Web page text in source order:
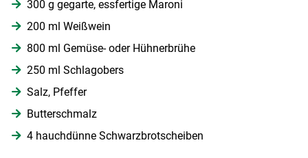
300 g gegarte, essfertige Maroni
200 ml Weißwein
800 ml Gemüse- oder Hühnerbrühe
250 ml Schlagobers
Salz, Pfeffer
Butterschmalz
4 hauchdünne Schwarzbrotscheiben